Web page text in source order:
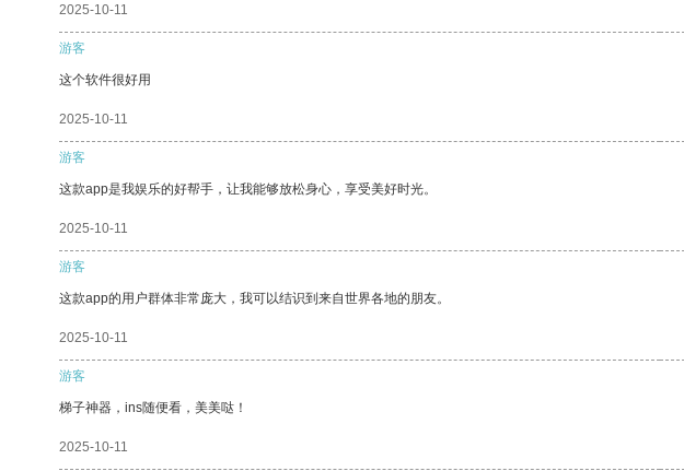
2025-10-11
游客
这个软件很好用
2025-10-11
游客
这款app是我娱乐的好帮手，让我能够放松身心，享受美好时光。
2025-10-11
游客
这款app的用户群体非常庞大，我可以结识到来自世界各地的朋友。
2025-10-11
游客
梯子神器，ins随便看，美美哒！
2025-10-11